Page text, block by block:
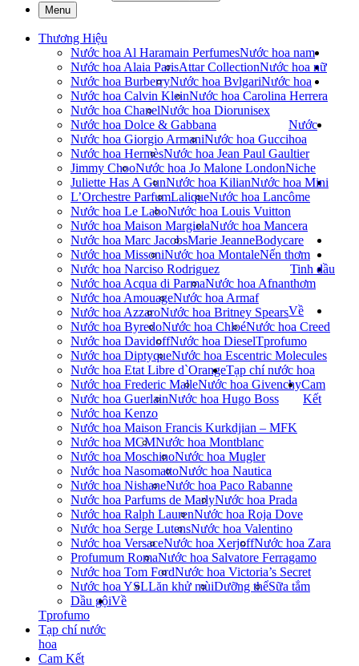
Menu
Thương Hiệu
Nước hoa Al Haramain Perfumes
Nước hoa Alaia ParisAttar Collection
Nước hoa BurberryNước hoa Bvlgari
Nước hoa Calvin KleinNước hoa Carolina Herrera
Nước hoa ChanelNước hoa Dior
Nước hoa Dolce & Gabbana
Nước hoa Giorgio ArmaniNước hoa Gucci
Nước hoa HermèsNước hoa Jean Paul Gaultier
Jimmy ChooNước hoa Jo Malone London
Juliette Has A GunNước hoa Kilian
L’Orchestre ParfumLaliqueNước hoa Lancôme
Nước hoa Le LaboNước hoa Louis Vuitton
Nước hoa Maison MargielaNước hoa Mancera
Nước hoa Marc JacobsMarie Jeanne
Nước hoa MissoniNước hoa Montale
Nước hoa Narciso Rodriguez
Nước hoa Acqua di ParmaNước hoa Afnan
Nước hoa AmouageNước hoa Armaf
Nước hoa AzzaroNước hoa Britney Spears
Nước hoa ByredoNước hoa ChloéNước hoa Creed
Nước hoa DavidoffNước hoa Diesel
Nước hoa DiptyqueNước hoa Escentric Molecules
Nước hoa Etat Libre d`Orange
Nước hoa Frederic MalleNước hoa Givenchy
Nước hoa GuerlainNước hoa Hugo Boss
Nước hoa Kenzo
Nước hoa Maison Francis Kurkdjian – MFK
Nước hoa MCMNước hoa Montblanc
Nước hoa MoschinoNước hoa Mugler
Nước hoa NasomattoNước hoa Nautica
Nước hoa NishaneNước hoa Paco Rabanne
Nước hoa Parfums de MarlyNước hoa Prada
Nước hoa Ralph LaurenNước hoa Roja Dove
Nước hoa Serge LutensNước hoa Valentino
Nước hoa VersaceNước hoa XerjoffNước hoa Zara
Profumum RomaNước hoa Salvatore Ferragamo
Nước hoa Tom FordNước hoa Victoria’s Secret
Nước hoa YSL
Nước hoa nam
Nước hoa nữ
Nước hoa
unisex
Nước
hoa
Niche
Nước hoa Mini
Bodycare
Lăn khử mùiDưỡng thểSữa tắm
Dầu gội
Nến thơm
Tinh dầu
thơm
Về
Tprofumo
Tạp chí nước hoa
Cam
Kết
Về
Tprofumo
Tạp chí nước
hoa
Cam Kết